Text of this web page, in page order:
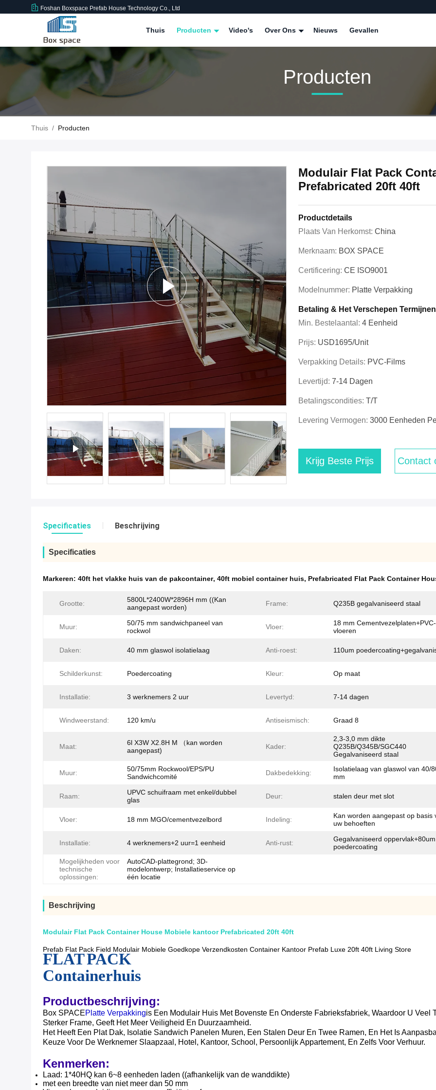
Foshan Boxspace Prefab House Technology Co., Ltd
Thuis Producten Video's Over Ons Nieuws Gevallen
Producten
Thuis / Producten
Modulair Flat Pack
Prefabricated 20ft 40ft
Productdetails
Plaats Van Herkomst: China
Merknaam: BOX SPACE
Certificering: CE ISO9001
Modelnummer: Platte Verpakking
Betaling & Het Verschepen Termijnen
Min. Bestelaantal: 4 Eenheid
Prijs: USD1695/unit
Verpakking Details: PVC-Films
Levertijd: 7-14 Dagen
Betalingscondities: T/T
Levering Vermogen: 3000 Eenheden
Krijg Beste Prijs Contact
Specificaties Beschrijving
Specificaties
Markeren: 40ft het vlakke huis van de pakcontainer, 40ft mobiel container huis, Prefabricated Flat Pack Container
Grootte:
5800L*2400W*2896H mm ((Kan
aangepast worden)
Frame: Q235B gegalvaniseerd staal
Muur:
50/75 mm sandwichpaneel van
rockwol
Vloer:
18 mm Cementvezelplaten+PVC-
vloeren
Daken: 40 mm glaswol isolatielaag Anti-roest: 110um
Schilderkunst: Poedercoating Kleur: Op maat
Installatie: 3 werknemers 2 uur Levertyd: 7-14 dagen
Windweerstand: 120 km/u Antiseismisch: Graad 8
Maat:
6l X3W X2.8H M （kan worden
aangepast)
Kader:
2,3-3,0 mm dikte
Q235B/Q345B/SGC440
Gegalvaniseerd staal
Muur:
50/75mm Rockwool/EPS/PU
Sandwichcomité
Dakbedekking:
Isolatielaag van glaswol van 40/
mm
Raam:
UPVC schuifraam met enkel/dubbel
glas
Deur: stalen deur met slot
Vloer: 18 mm MGO/cementvezelbord Indeling:
Kan worden aangepast op basis
uw behoeften
Installatie: 4 werknemers+2 uur=1 eenheid Anti-rust:
Gegalvaniseerd oppervlak+80um
poedercoating
Mogelijkheden voor
technische
oplossingen:
AutoCAD-plattegrond; 3D-
modelontwerp; Installatieservice op
één locatie
Beschrijving
Modulair Flat Pack Container House Mobiele kantoor Prefabricated 20ft 40ft
Prefab Flat Pack Field Modulair Mobiele Goedkope Verzendkosten Container Kantoor Prefab Luxe 20ft 40ft Living Store
FLAT PACK
Containerhuis
Productbeschrijving:
Box SPACEPlatte VerpakkingIs Een Modulair Huis Met Bovenste En Onderste Fabrieksfabriek, Waardoor U
Sterker Frame, Geeft Het Meer Veiligheid En Duurzaamheid.
Het Heeft Een Plat Dak, Isolatie Sandwich Panelen Muren, Een Stalen Deur En Twee Ramen, En Het Is
Keuze Voor De Werknemer Slaapzaal, Hotel, Kantoor, School, Persoonlijk Appartement, En Zelfs Voor Verhuur.
Kenmerken:
Laad: 1*40HQ kan 6~8 eenheden laden ((afhankelijk van de wanddikte)
met een breedte van niet meer dan 50 mm